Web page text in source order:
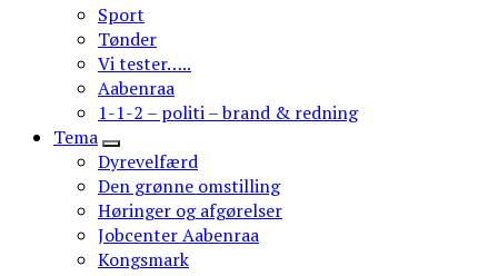
Sport
Tønder
Vi tester…..
Aabenraa
1-1-2 – politi – brand & redning
Tema
Dyrevelfærd
Den grønne omstilling
Høringer og afgørelser
Jobcenter Aabenraa
Kongsmark